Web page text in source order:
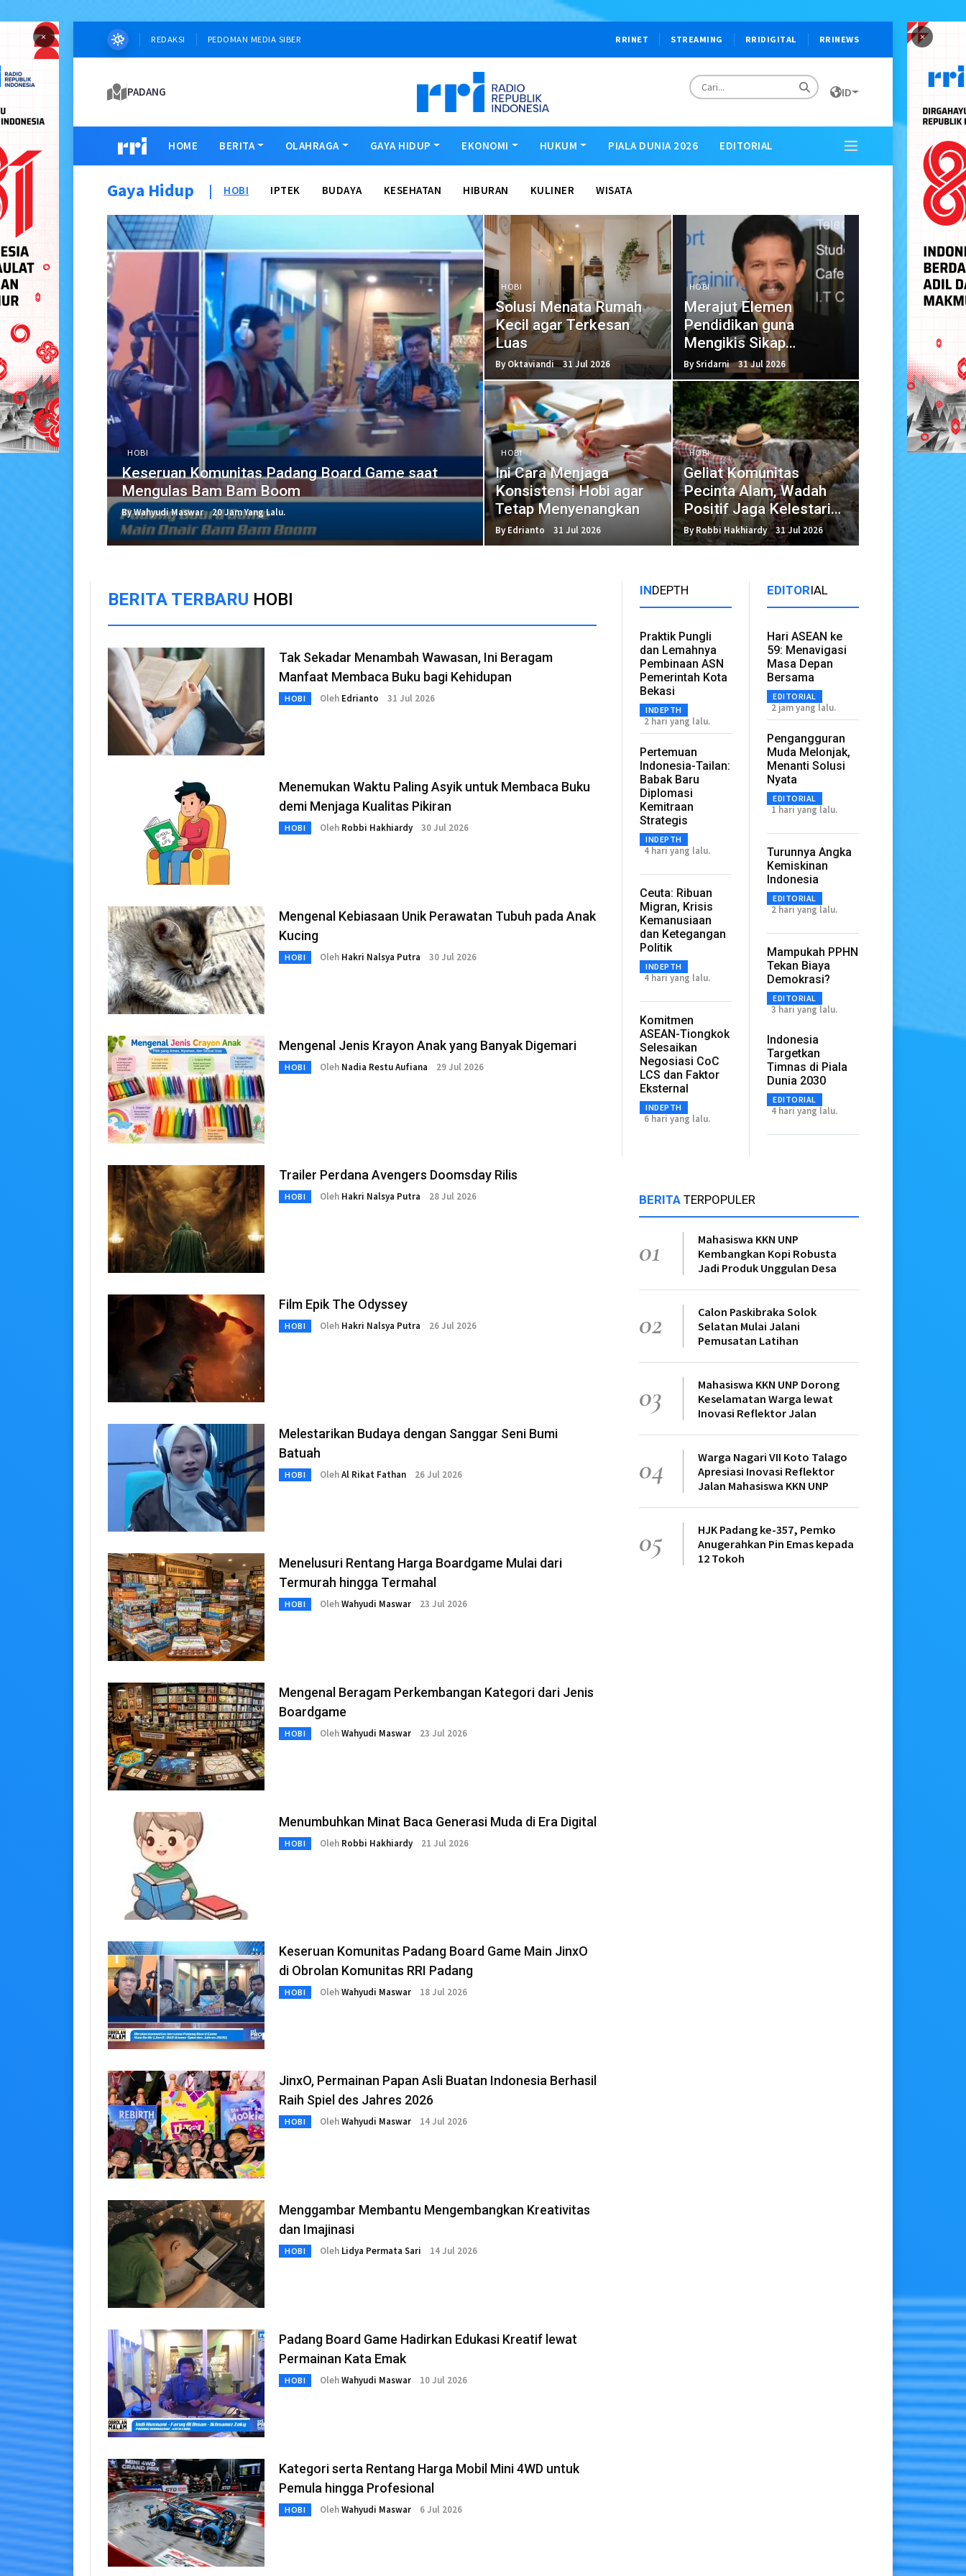
× ×
REDAKSI PEDOMAN MEDIA SIBER RRINET STREAMING RRIDIGITAL RRINEWS
PADANG ID
HOME BERITA OLAHRAGA GAYA HIDUP EKONOMI HUKUM PIALA DUNIA 2026 EDITORIAL
Gaya Hidup | HOBI IPTEK BUDAYA KESEHATAN HIBURAN KULINER WISATA
HOBI
Keseruan Komunitas Padang Board Game saat
Mengulas Bam Bam Boom
By Wahyudi Maswar 20 Jam Yang Lalu.
HOBI
Solusi Menata Rumah
Kecil agar Terkesan
Luas
By Oktaviandi 31 Jul 2026
HOBI
Merajut Elemen
Pendidikan guna
Mengikis Sikap
Individualis Peserta
Didik
By Sridarni 31 Jul 2026
HOBI
Ini Cara Menjaga
Konsistensi Hobi agar
Tetap Menyenangkan
By Edrianto 31 Jul 2026
HOBI
Geliat Komunitas
Pecinta Alam, Wadah
Positif Jaga Kelestarian
Lingkungan
By Robbi Hakhiardy 31 Jul 2026
BERITA TERBARU HOBI
Tak Sekadar Menambah Wawasan, Ini Beragam
Manfaat Membaca Buku bagi Kehidupan
HOBI Oleh Edrianto 31 Jul 2026
Menemukan Waktu Paling Asyik untuk Membaca Buku
demi Menjaga Kualitas Pikiran
HOBI Oleh Robbi Hakhiardy 30 Jul 2026
Mengenal Kebiasaan Unik Perawatan Tubuh pada Anak
Kucing
HOBI Oleh Hakri Nalsya Putra 30 Jul 2026
Mengenal Jenis Krayon Anak yang Banyak Digemari
HOBI Oleh Nadia Restu Aufiana 29 Jul 2026
Trailer Perdana Avengers Doomsday Rilis
HOBI Oleh Hakri Nalsya Putra 28 Jul 2026
Film Epik The Odyssey
HOBI Oleh Hakri Nalsya Putra 26 Jul 2026
Melestarikan Budaya dengan Sanggar Seni Bumi
Batuah
HOBI OlehAl Rikat Fathan 26 Jul 2026
Menelusuri Rentang Harga Boardgame Mulai dari
Termurah hingga Termahal
HOBI OlehWahyudi Maswar 23 Jul 2026
Mengenal Beragam Perkembangan Kategori dari Jenis
Boardgame
HOBI OlehWahyudi Maswar 23 Jul 2026
Menumbuhkan Minat Baca Generasi Muda di Era Digital
HOBI Oleh Robbi Hakhiardy 21 Jul 2026
Keseruan Komunitas Padang Board Game Main JinxO
di Obrolan Komunitas RRI Padang
HOBI OlehWahyudi Maswar 18 Jul 2026
JinxO, Permainan Papan Asli Buatan Indonesia Berhasil
Raih Spiel des Jahres 2026
HOBI OlehWahyudi Maswar 14 Jul 2026
Menggambar Membantu Mengembangkan Kreativitas
dan Imajinasi
HOBI Oleh Lidya Permata Sari 14 Jul 2026
Padang Board Game Hadirkan Edukasi Kreatif lewat
Permainan Kata Emak
HOBI OlehWahyudi Maswar 10 Jul 2026
Kategori serta Rentang Harga Mobil Mini 4WD untuk
Pemula hingga Profesional
HOBI OlehWahyudi Maswar 6 Jul 2026
INDEPTH
Praktik Pungli
dan Lemahnya
Pembinaan ASN
Pemerintah Kota
Bekasi
INDEPTH
2 hari yang lalu.
Pertemuan
Indonesia-Tailan:
Babak Baru
Diplomasi
Kemitraan
Strategis
INDEPTH
4 hari yang lalu.
Ceuta: Ribuan
Migran, Krisis
Kemanusiaan
dan Ketegangan
Politik
INDEPTH
4 hari yang lalu.
Komitmen
ASEAN-Tiongkok
Selesaikan
Negosiasi CoC
LCS dan Faktor
Eksternal
INDEPTH
6 hari yang lalu.
EDITORIAL
Hari ASEAN ke
59: Menavigasi
Masa Depan
Bersama
EDITORIAL
2 jam yang lalu.
Pengangguran
Muda Melonjak,
Menanti Solusi
Nyata
EDITORIAL
1 hari yang lalu.
Turunnya Angka
Kemiskinan
Indonesia
EDITORIAL
2 hari yang lalu.
Mampukah PPHN
Tekan Biaya
Demokrasi?
EDITORIAL
3 hari yang lalu.
Indonesia
Targetkan
Timnas di Piala
Dunia 2030
EDITORIAL
4 hari yang lalu.
BERITATERPOPULER
01
Mahasiswa KKN UNP
Kembangkan Kopi Robusta
Jadi Produk Unggulan Desa
02
Calon Paskibraka Solok
Selatan Mulai Jalani
Pemusatan Latihan
03
Mahasiswa KKN UNP Dorong
Keselamatan Warga lewat
Inovasi Reflektor Jalan
04
Warga Nagari VII Koto Talago
Apresiasi Inovasi Reflektor
Jalan Mahasiswa KKN UNP
05
HJK Padang ke-357, Pemko
Anugerahkan Pin Emas kepada
12 Tokoh